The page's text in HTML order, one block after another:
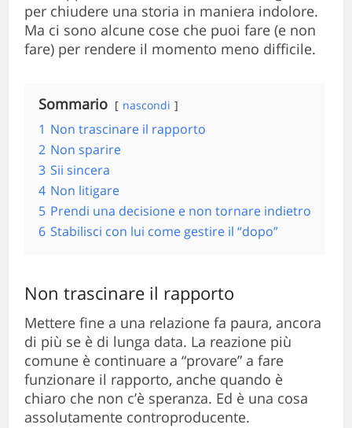
per chiudere una storia in maniera indolore.
Ma ci sono alcune cose che puoi fare (e non
fare) per rendere il momento meno difficile.
Sommario nascondi
1 Non trascinare il rapporto
2 Non sparire
3 Sii sincera
4 Non litigare
5 Prendi una decisione e non tornare indietro
6 Stabilisci con lui come gestire il “dopo”
Non trascinare il rapporto
Mettere fine a una relazione fa paura, ancora
di più se è di lunga data. La reazione più
comune è continuare a “provare” a fare
funzionare il rapporto, anche quando è
chiaro che non c’è speranza. Ed è una cosa
assolutamente controproducente.